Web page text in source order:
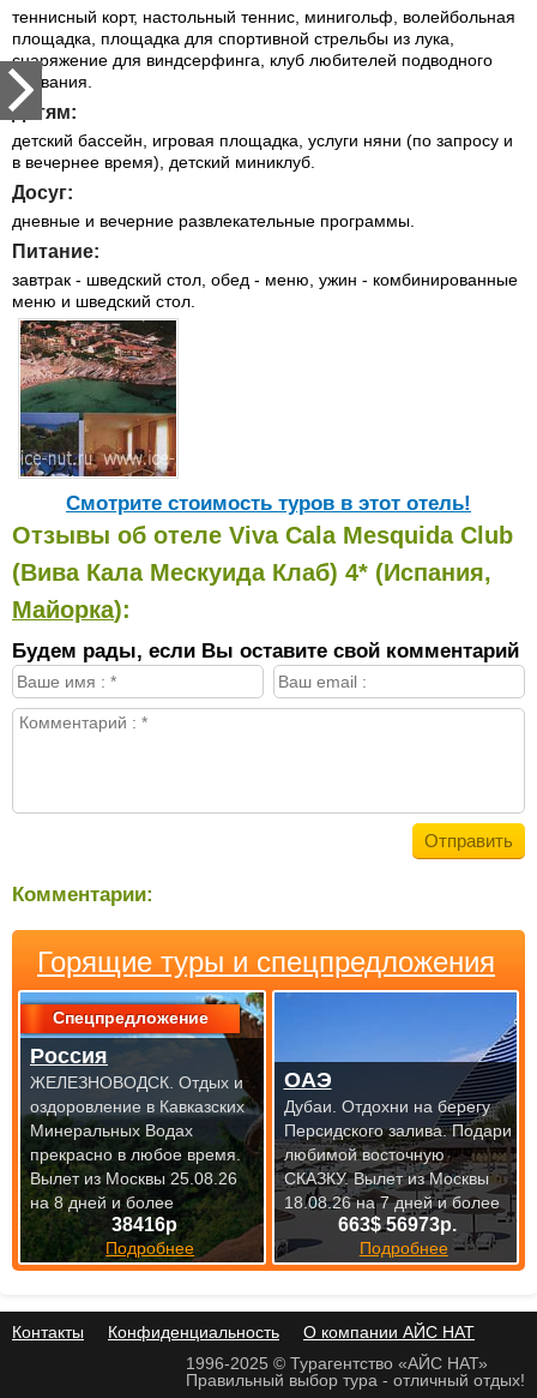
теннисный корт, настольный теннис, минигольф, волейбольная
площадка, площадка для спортивной стрельбы из лука,
снаряжение для виндсерфинга, клуб любителей подводного
плавания.
Детям:
детский бассейн, игровая площадка, услуги няни (по запросу и
в вечернее время), детский миниклуб.
Досуг:
дневные и вечерние развлекательные программы.
Питание:
завтрак - шведский стол, обед - меню, ужин - комбинированные
меню и шведский стол.
Cмотрите стоимость туров в этот отель!
Отзывы об отеле Viva Cala Mesquida Club
(Вива Кала Мескуида Клаб) 4* (Испания,
Майорка):
Будем рады, если Вы оставите свой комментарий
Комментарии:
Горящие туры и спецпредложения
Спецпредложение
38416р
Подробнее
Россия
ЖЕЛЕЗНОВОДСК. Отдых и
оздоровление в Кавказских
Минеральных Водах
прекрасно в любое время.
Вылет из Москвы 25.08.26
на 8 дней и более
663$ 56973р.
Подробнее
ОАЭ
Дубаи. Отдохни на берегу
Персидского залива. Подари
любимой восточную
СКАЗКУ.Вылет из Москвы
18.08.26 на 7 дней и более
Контакты Конфиденциальность
О компании АЙС НАТ
1996-2025 © Турагентство «АЙС НАТ»
Правильный выбор тура - отличный отдых!